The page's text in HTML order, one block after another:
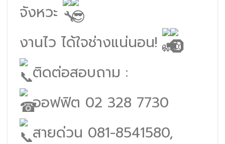
จังหวะ
งานไว ได้ใจช่างแน่นอน!
ติดต่อสอบถาม :
ออฟฟิต 02 328 7730
สายด่วน 081-8541580,